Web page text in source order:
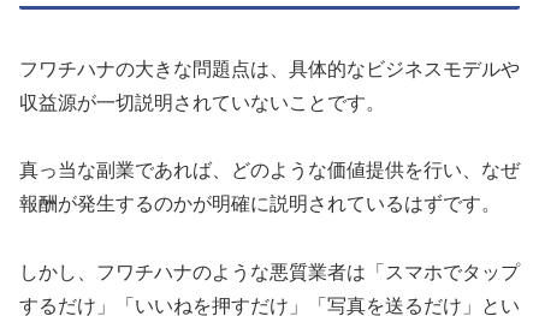
フワチハナの大きな問題点は、具体的なビジネスモデルや
収益源が一切説明されていないことです。
真っ当な副業であれば、どのような価値提供を行い、なぜ
報酬が発生するのかが明確に説明されているはずです。
しかし、フワチハナのような悪質業者は「スマホでタップ
するだけ」「いいねを押すだけ」「写真を送るだけ」とい